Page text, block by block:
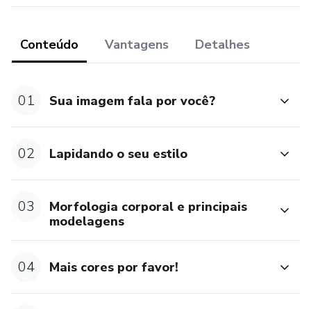
Conteúdo Vantagens Detalhes
01 Sua imagem fala por você?
02 Lapidando o seu estilo
03
Morfologia corporal e principais
modelagens
04 Mais cores por favor!